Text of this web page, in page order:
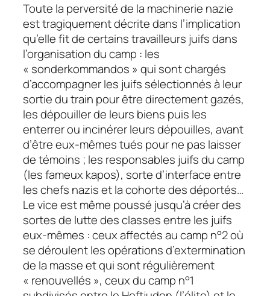
Toute la perversité de la machinerie nazie
est tragiquement décrite dans l’implication
qu’elle fit de certains travailleurs juifs dans
l’organisation du camp : les
« sonderkommandos » qui sont chargés
d’accompagner les juifs sélectionnés à leur
sortie du train pour être directement gazés,
les dépouiller de leurs biens puis les
enterrer ou incinérer leurs dépouilles, avant
d’être eux-mêmes tués pour ne pas laisser
de témoins ; les responsables juifs du camp
(les fameux kapos), sorte d’interface entre
les chefs nazis et la cohorte des déportés…
Le vice est même poussé jusqu’à créer des
sortes de lutte des classes entre les juifs
eux-mêmes : ceux affectés au camp n°2 où
se déroulent les opérations d’extermination
de la masse et qui sont régulièrement
« renouvellés », ceux du camp n°1